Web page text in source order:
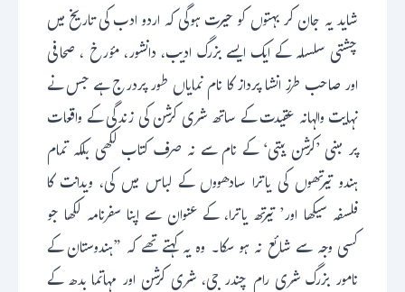
شاید یہ جان کر بہتوں کو حیرت ہوگی کہ اردو ادب کی تاریخ میں
چشتی سلسلہ کے ایک ایسے بزرگ ادیب، دانشور، مؤرخ ، صحافی
اور صاحب طرز انشا پرداز کا نام نمایاں طور پردرج ہے جس نے
نہایت والہانہ عقیدت کے ساتھ شری کرشن کی زندگی کے واقعات
پر مبنی ’کرشن بیتی‘ کے نام سے نہ صرف کتاب لکھی بلکہ تمام
ہندو تیرتھوں کی یاترا سادھووں کے لباس میں کی، ویدانت کا
فلسفہ سیکھا اور’ تیرتھ یاترا، کے عنوان سے اپنا سفرنامہ لکھا جو
کسی وجہ سے شائع نہ ہو سکا۔ وہ یہ کہتے تھے کہ ”ہندوستان کے
نامور بزرگ شری رام چندر جی، شری کرشن اور مہاتما بدھ کے